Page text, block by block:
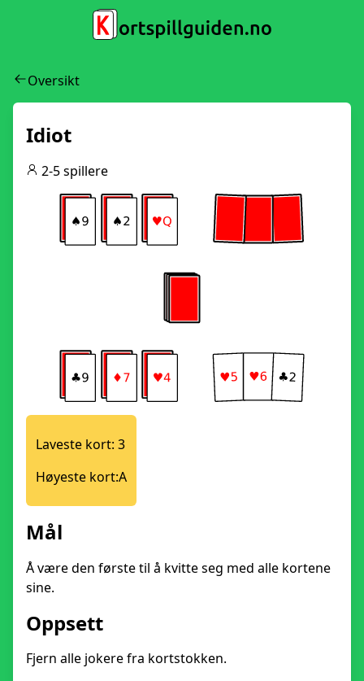
Oversikt
Idiot
2-5 spillere
Laveste kort: 3
Høyeste kort:A
Mål
Å være den første til å kvitte seg med alle kortene
sine.
Oppsett
Fjern alle jokere fra kortstokken.